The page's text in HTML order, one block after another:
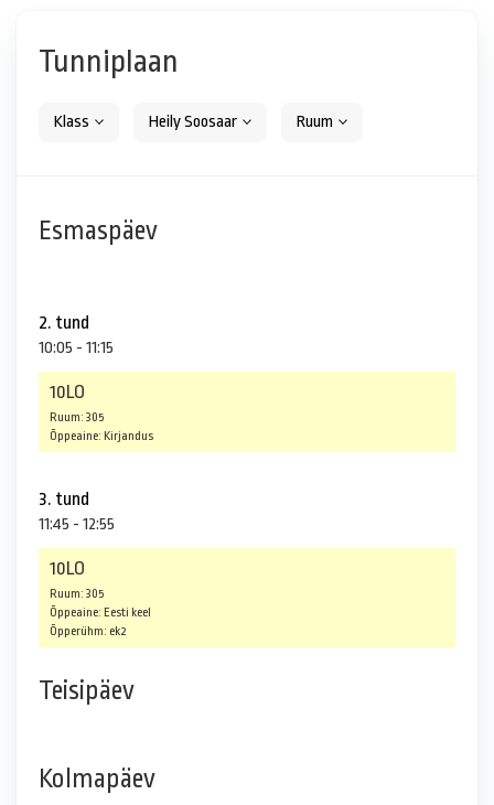
Tunniplaan
Klass Heily Soosaar Ruum
Esmaspäev
2. tund
10:05 - 11:15
10LO
Ruum: 305
Õppeaine: Kirjandus
3. tund
11:45 - 12:55
10LO
Ruum: 305
Õppeaine: Eesti keel
Õpperühm: ek2
Teisipäev
Kolmapäev